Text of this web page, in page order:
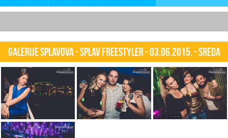
Galerije splavova - Splav Freestyler - 03.06.2015. - SREDA